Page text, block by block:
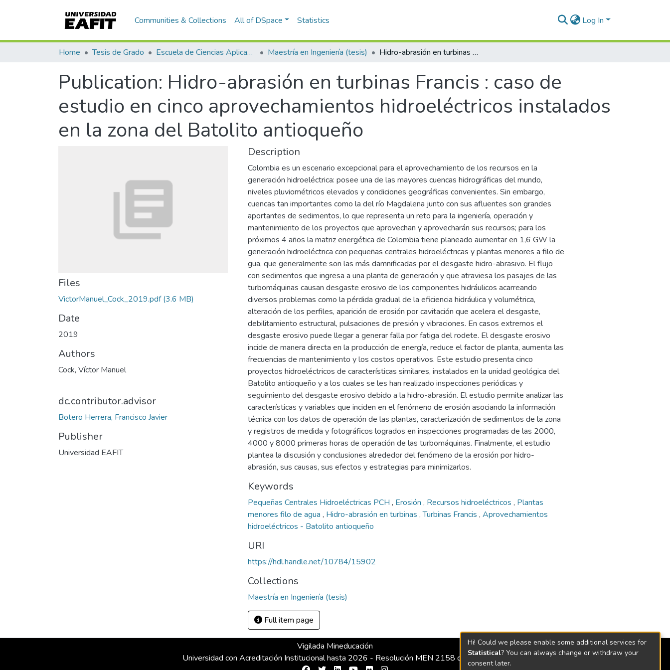
Communities & Collections All of DSpace Statistics Log In
Home Tesis de Grado Escuela de Ciencias Aplicadas e Ingeniería Maestría en Ingeniería (tesis) Hidro-abrasión en turbinas Francis : caso de estudio en cinco aprovechamientos hidroeléctricos instalados en la zona del Batolito antioqueño
Publication: Hidro-abrasión en turbinas Francis : caso de
estudio en cinco aprovechamientos hidroeléctricos instalados
en la zona del Batolito antioqueño
Files
VictorManuel_Cock_2019.pdf(3.6 MB)
Date
2019
Authors
Cock, Víctor Manuel
dc.contributor.advisor
Botero Herrera, Francisco Javier
Publisher
Universidad EAFIT
Description
Colombia es un escenario excepcional para el aprovechamiento de los recursos en la
generación hidroeléctrica: posee una de las mayores cuencas hidrográficas del mundo,
niveles pluviométricos elevados y condiciones geográficas convenientes. Sin embargo,
cuencas tan importantes como la del río Magdalena junto con sus afluentes son grandes
aportantes de sedimentos, lo que representa un reto para la ingeniería, operación y
mantenimiento de los proyectos que aprovechan y aprovecharán sus recursos; para los
próximos 4 años la matriz energética de Colombia tiene planeado aumentar en 1,6 GW la
generación hidroeléctrica con pequeñas centrales hidroeléctricas y plantas menores a filo de
gua, que generalmente son las más damnificadas por el desgaste hidro-abrasivo. El flujo
con sedimentos que ingresa a una planta de generación y que atraviesa los pasajes de las
turbomáquinas causan desgaste erosivo de los componentes hidráulicos acarreando
diversos problemas como la pérdida gradual de la eficiencia hidráulica y volumétrica,
alteración de los perfiles, aparición de erosión por cavitación que acelera el desgaste,
debilitamiento estructural, pulsaciones de presión y vibraciones. En casos extremos el
desgaste erosivo puede llegar a generar falla por fatiga del rodete. El desgaste erosivo
incide de manera directa en la producción de energía, reduce el factor de planta, aumenta las
frecuencias de mantenimiento y los costos operativos. Este estudio presenta cinco
proyectos hidroeléctricos de características similares, instalados en la unidad geológica del
Batolito antioqueño y a los cuales se les han realizado inspecciones periódicas y
seguimiento del desgaste erosivo debido a la hidro-abrasión. El estudio permite analizar las
características y variables que inciden en el fenómeno de erosión asociando la información
técnica con los datos de operación de las plantas, caracterización de sedimentos de la zona
y registros de medida y fotográficos logrados en inspecciones programadas de las 2000,
4000 y 8000 primeras horas de operación de las turbomáquinas. Finalmente, el estudio
plantea la discusión y conclusiones alrededor del fenómeno de la erosión por hidro-
abrasión, sus causas, sus efectos y estrategias para minimizarlos.
Keywords
Pequeñas Centrales Hidroeléctricas PCH , Erosión , Recursos hidroeléctricos , Plantas
menores filo de agua , Hidro-abrasión en turbinas ,Turbinas Francis , Aprovechamientos
hidroeléctricos - Batolito antioqueño
URI
https://hdl.handle.net/10784/15902
Collections
Maestría en Ingeniería (tesis)
Full item page
Vigilada Mineducación
Universidad con Acreditación Institucional hasta 2026 - Resolución MEN 2158 de 2018
Hi! Could we please enable some additional services for
Statistical? You can always change or withdraw your
consent later.